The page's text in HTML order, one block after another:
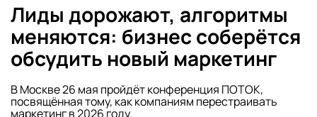
Лиды дорожают, алгоритмы
меняются: бизнес соберётся
обсудить новый маркетинг
В Москве 26 мая пройдёт конференция ПОТОК,
посвящённая тому, как компаниям перестраивать
маркетинг в 2026 году.